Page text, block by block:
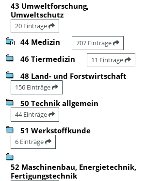
43 Umweltforschung,
Umweltschutz
20 Einträge
44 Medizin 707 Einträge
46 Tiermedizin 11 Einträge
48 Land- und Forstwirtschaft
156 Einträge
50 Technik allgemein
44 Einträge
51 Werkstoffkunde
6 Einträge
52 Maschinenbau, Energietechnik,
Fertigungstechnik